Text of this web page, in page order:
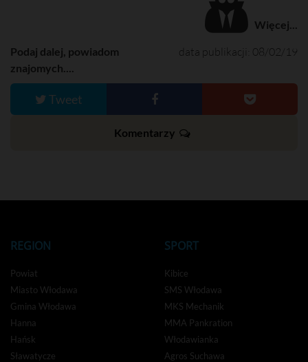
Więcej...
data publikacji: 08/02/19
Podaj dalej, powiadom
znajomych....
Tweet
Komentarzy
REGION
Powiat
Miasto Włodawa
Gmina Włodawa
Hanna
Hańsk
Sławatycze
SPORT
Kibice
SMS Włodawa
MKS Mechanik
MMA Pankration
Włodawianka
Agros Suchawa